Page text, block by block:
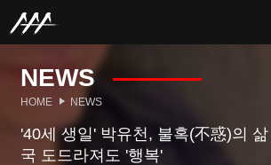
NEWS
HOME NEWS
'40세 생일' 박유천, 불혹(不惑)의
국 도드라져도 '행복'